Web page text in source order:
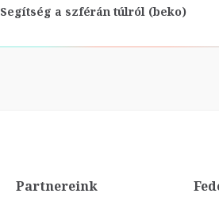
Segítség a szférán túlról (beko)
Partnereink